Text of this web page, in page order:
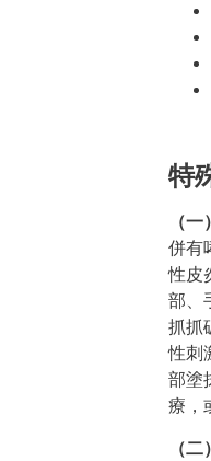
特
（
併有
性皮
部、
抓抓
性刺
部塗
療，
（